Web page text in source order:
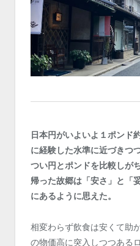
日本円がいよいよ１ポンド
に経験した水準に近づきつ
つい円とポンドを比較しが
帰った故郷は「安さ」と「
にあるように思えた。
相変わらず飲食は安くて助
の物価高に突入しつつある